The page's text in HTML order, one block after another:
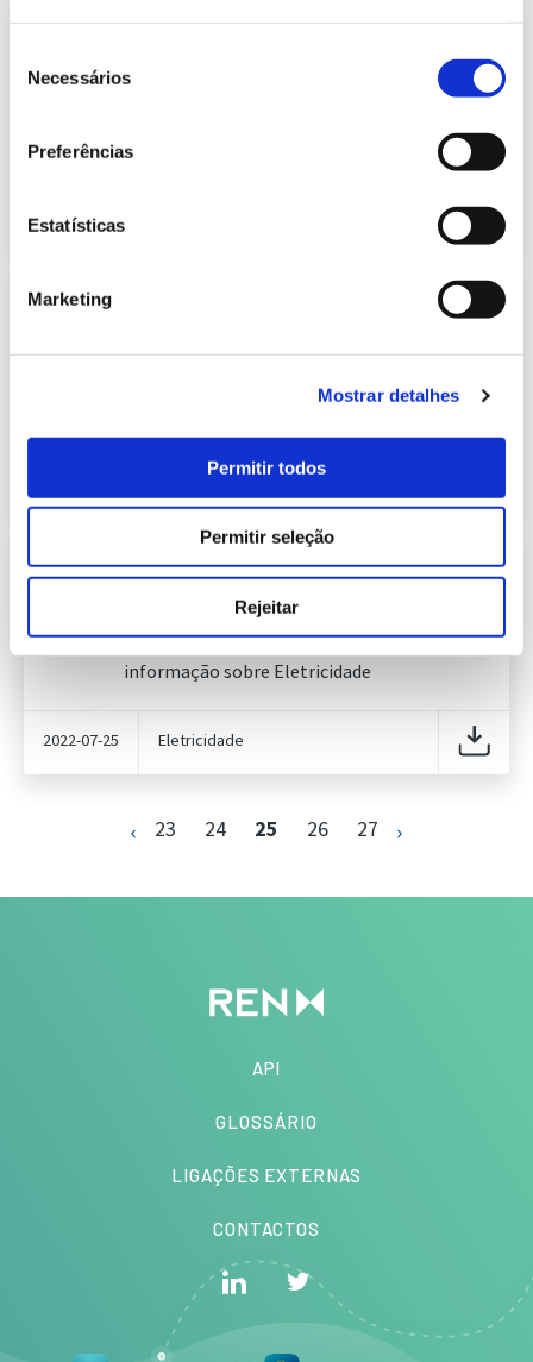
Necessários
Preferências
Estatísticas
Marketing
Mostrar detalhes
Permitir todos
Permitir seleção
Rejeitar
625.67 Kb 2022
2022
informação sobre Eletricidade
Eletricidade
Informação Semanal do Sistema
Publicação com periodicidade semanal, com
informação sobre Eletricidade
2022-07-25 Eletricidade
23 24 25 26 27
API
GLOSSÁRIO
LIGAÇÕES EXTERNAS
CONTACTOS